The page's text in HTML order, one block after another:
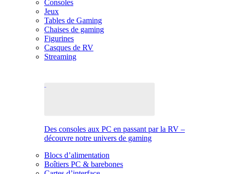
Consoles
Jeux
Tables de Gaming
Chaises de gaming
Figurines
Casques de RV
Streaming
Des consoles aux PC en passant par la RV –
découvre notre univers de gaming
Blocs d’alimentation
Boîtiers PC & barebones